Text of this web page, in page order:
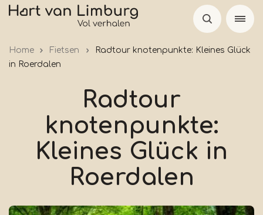
Skip
Home Fietsen
Radtour knotenpunkte: Kleines Glück
in Roerdalen
Radtour
knotenpunkte:
Kleines Glück in
Roerdalen